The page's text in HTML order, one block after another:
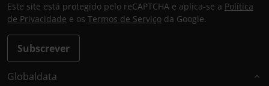
Subscrever
Este site está protegido pelo reCAPTCHA e aplica-se a Política
de Privacidade e os Termos de Serviço da Google.
Globaldata